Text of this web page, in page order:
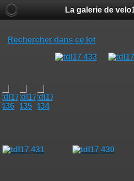
La galerie de
Rechercher dans ce lot